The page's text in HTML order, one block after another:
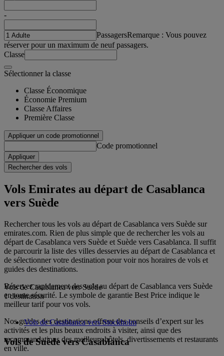
-
PassagersRemarque : Vous pouvez
réserver pour un maximum de neuf passagers.
Classe
Sélectionner la classe
Classe Économique
Économie Premium
Classe Affaires
Première Classe
Appliquer un code promotionnel
Code promotionnel
Appliquer
Rechercher des vols
Vols Emirates au départ de Casablanca
vers Suède
Rechercher tous les vols au départ de Casablanca vers Suède sur
emirates.com. Rien de plus simple que de rechercher les vols au
départ de Casablanca vers Suède et Suède vers Casablanca. Il suffit
de parcourir la liste des villes desservies au départ de Casablanca et
de sélectionner votre destination pour voir nos horaires de vols et
guides des destinations.
Réservez rapidement des vols au départ de Casablanca vers Suède
en toute sécurité. Le symbole de garantie Best Price indique le
meilleur tarif pour vos vols.
Nos guides des destinations offrent des conseils d’expert sur les
activités et les plus beaux endroits à visiter, ainsi que des
recommandations des meilleurs hôtels, divertissements et restaurants
en ville.
Vols de Casablanca vers Suède
1 destination
Vols de Casablanca vers Stockholm
Vols de Suède vers Casablanca